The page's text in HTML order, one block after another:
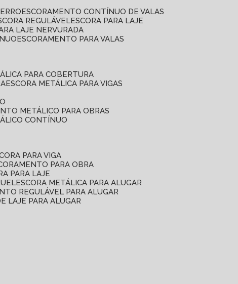
ESCORAMENTO CONTÍNUO DE VALAS
REGULÁVEL ESCORA PARA LAJE
LAJE NERVURADA
ESCORAMENTO PARA VALAS
PARA COBERTURA
ESCORA METÁLICA PARA VIGAS
METÁLICO PARA OBRAS
CONTÍNUO
PARA VIGA
PARA OBRA
PARA LAJE
ESCORA METÁLICA PARA ALUGAR
REGULÁVEL PARA ALUGAR
LAJE PARA ALUGAR